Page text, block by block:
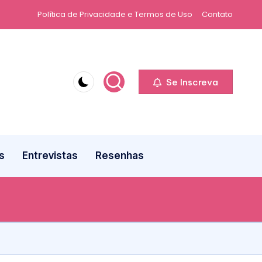
Política de Privacidade e Termos de Uso Contato
Se Inscreva
Entrevistas Resenhas